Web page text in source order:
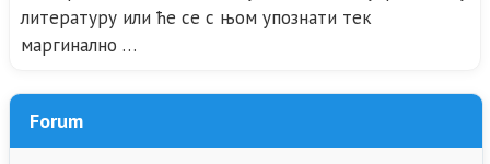
литературу или ће се с њом упознати тек
маргинално …
Forum